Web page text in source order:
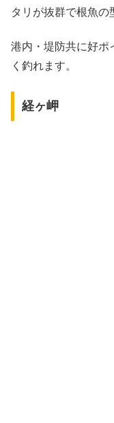
タリが抜群で根魚の
港内・堤防共に好ポ
く釣れます。
経ヶ岬